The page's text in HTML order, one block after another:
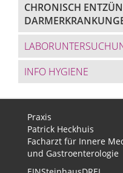
CHRONISCH
INFO HYGIENE
Praxis
Patrick Heckhuis
Facharzt für Innere
und Gastroenterologie